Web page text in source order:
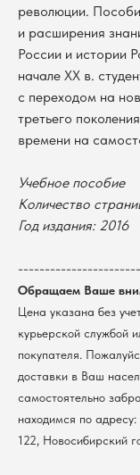
революции.
и расширения
России и истории
начале ХХ в.
с переходом на
третьего
времени на
Учебное пособие
Количество
Год издания: 2016
Обращаем Ваше
Цена указана без
курьерской службой
покупателя.
доставки в Ваш
самостоятельно
находимся по
122, Новосибирский
@2026 Новосибирский государственный
Политика обработки
Согласие на обработку
Новосибирский
ИНН 5408106490
КПП 540801001